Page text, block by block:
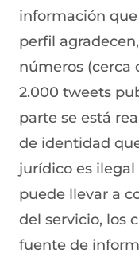
información
perfil
números (cerca
2.000 tweets
parte se está
de identidad
jurídico es ilegal
puede llevar a
del servicio, los
fuente de